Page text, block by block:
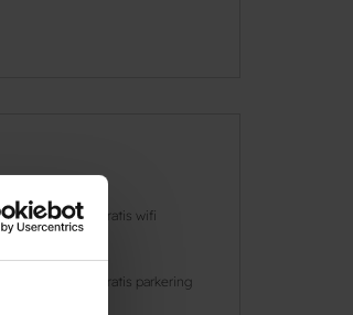
Gratis wifi
Gratis parkering